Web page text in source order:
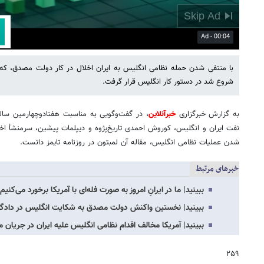
Settings
PIP
Enter
با منتفی شدن حمله نظامی انگلیس به ایران اخلال در کار دولت مصدق، که
شروع شد در دستور کار انگلیس قرار گرفت.
به گزارش خبرگزاریخبرآنلاین، در گفت‌وگویی به مناسبت هفتادوچهارمین
نفت ایران و انگلیس، کوروش احمدی تاریخ‌پژوه و دیپلمات پیشین،
شدن عملیات نظامی انگلیس، مقاله آن لمبتون در روزنامه تایمز دانست.
خبرهای مرتبط
ببینید| ما در ایرانِ امروز به صورت فله‌ای با آمریکا برخورد
ببینید| نخستین واکنش دولت مصدق به شکایت انگلیس در
ببینید| آمریکا مخالف اقدام نظامی انگلیس علیه ایران در
۲۵۹